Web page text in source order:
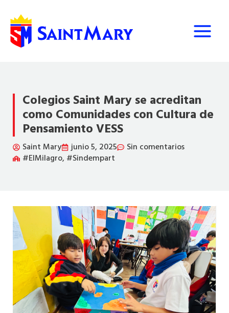
contenido
Colegios Saint Mary se acreditan
como Comunidades con Cultura de
Pensamiento VESS
Saint Mary junio 5, 2025
Sin comentarios
#ElMilagro, #Sindempart